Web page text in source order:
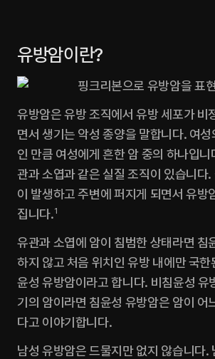
유방암이란?
유방암은 유방 조직에서 유방 세포가 비
면서 생기는 악성 종양을 말합니다. 여성
인 만큼 여성에게 흔한 암 중의 하나입
관과 소엽과 같은 실질 조직이 있습니다
이 발생하고 주변에 퍼지게 되면서 유방
집니다.1
유관과 소엽에 암이 침범한 상태라면 침
하지 않고 처음 위치인 유방 내에만 국한
윤성 유방암이라고 합니다. 비침윤성 유
기의 암이라면 침윤성 유방암은 암이 어
다고 이야기합니다.
남성 유방암은 드물지만 없지 않습니다.